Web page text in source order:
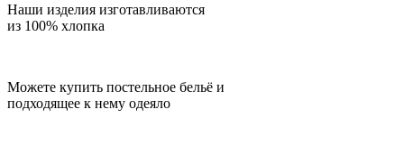
Наши изделия изготавливаются
из 100% хлопка
Можете купить постельное бельё и
подходящее к нему одеяло